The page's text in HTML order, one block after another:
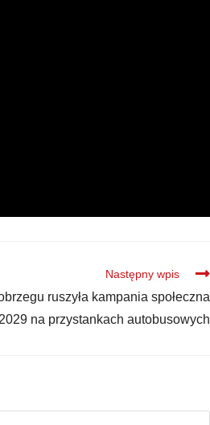
Następny wpis
ruszyła kampania społeczna
na przystankach autobusowych